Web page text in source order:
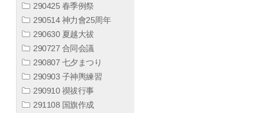
290425 春季例祭
290514 神力會25周年
290630 夏越大祓
290727 合同会議
290807 七夕まつり
290903 子神輿練習
290910 禊祓行事
291108 国旗作成